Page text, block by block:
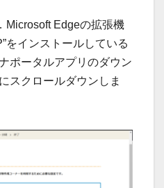
Microsoft Edgeの拡張機
をインストールしている
ポータルアプリのダウン
スクロールダウンしま